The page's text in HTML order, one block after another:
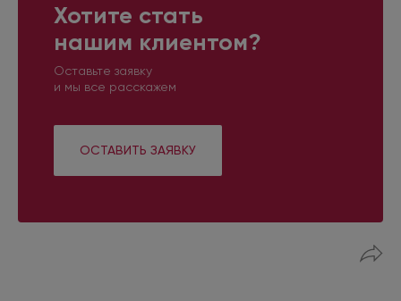
Хотите стать
нашим клиентом?
Оставьте заявку
и мы все расскажем
ОСТАВИТЬ ЗАЯВКУ